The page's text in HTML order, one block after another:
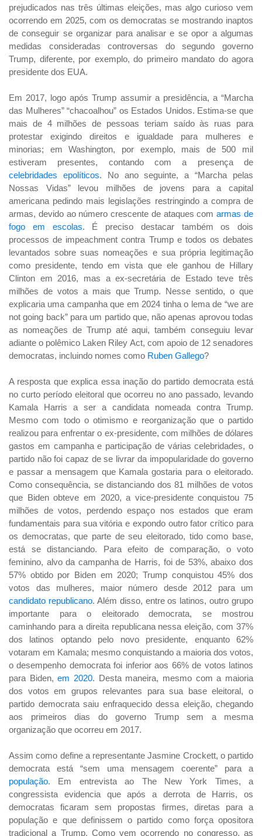
prejudicados nas três últimas eleições, mas algo curioso vem
ocorrendo em 2025, com os democratas se mostrando inaptos
de conseguir se organizar para analisar e se opor a algumas
medidas consideradas controversas do segundo governo
Trump, diferente, por exemplo, do primeiro mandato do agora
presidente dos EUA.
Em 2017, logo após Trump assumir a presidência, a “Marcha
das Mulheres” “chacoalhou” os Estados Unidos. Estima-se que
mais de 4 milhões de pessoas teriam saído às ruas para
protestar exigindo direitos e igualdade para mulheres e
minorias; em Washington, por exemplo, mais de 500 mil
estiveram presentes, contando com a presença de
celebridades epolíticos. No ano seguinte, a “Marcha pelas
Nossas Vidas” levou milhões de jovens para a capital
americana pedindo mais legislações restringindo a compra de
armas, devido ao número crescente de ataques comarmas de
fogo em escolas. É preciso destacar também os dois
processos de impeachment contra Trump e todos os debates
levantados sobre suas nomeações e sua própria legitimação
como presidente, tendo em vista que ele ganhou de Hillary
Clinton em 2016, mas a ex-secretária de Estado teve três
milhões de votos a mais que Trump. Nesse sentido, o que
explicaria uma campanha que em 2024 tinha o lema de “we are
not going back” para um partido que, não apenas aprovou todas
as nomeações de Trump até aqui, também conseguiu levar
adiante o polêmico Laken Riley Act, com apoio de 12 senadores
democratas, incluindo nomes como Ruben Gallego?
A resposta que explica essa inação do partido democrata está
no curto período eleitoral que ocorreu no ano passado, levando
Kamala Harris a ser a candidata nomeada contra Trump.
Mesmo com todo o otimismo e reorganização que o partido
realizou para enfrentar o ex-presidente, com milhões de dólares
gastos em campanha e participação de várias celebridades, o
partido não foi capaz de se livrar da impopularidade do governo
e passar a mensagem que Kamala gostaria para o eleitorado.
Como consequência, se distanciando dos 81 milhões de votos
que Biden obteve em 2020, a vice-presidente conquistou 75
milhões de votos, perdendo espaço nos estados que eram
fundamentais para sua vitória e expondo outro fator crítico para
os democratas, que parte de seu eleitorado, tido como base,
está se distanciando. Para efeito de comparação, o voto
feminino, alvo da campanha de Harris, foi de 53%, abaixo dos
57% obtido por Biden em 2020; Trump conquistou 45% dos
votos das mulheres, maior número desde 2012 para um
candidato republicano. Além disso, entre os latinos, outro grupo
importante para o eleitorado democrata, se mostrou
caminhando para a direita republicana nessa eleição, com 37%
dos latinos optando pelo novo presidente, enquanto 62%
votaram em Kamala; mesmo conquistando a maioria dos votos,
o desempenho democrata foi inferior aos 66% de votos latinos
para Biden,em 2020. Desta maneira, mesmo com a maioria
dos votos em grupos relevantes para sua base eleitoral, o
partido democrata saiu enfraquecido dessa eleição, chegando
aos primeiros dias do governo Trump sem a mesma
organização que ocorreu em 2017.
Assim como define a representante Jasmine Crockett, o partido
democrata está “sem uma mensagem coerente” para a
população. Em entrevista ao The New York Times, a
congressista evidencia que após a derrota de Harris, os
democratas ficaram sem propostas firmes, diretas para a
população e que definissem o partido como força opositora
tradicional a Trump. Como vem ocorrendo no congresso, as